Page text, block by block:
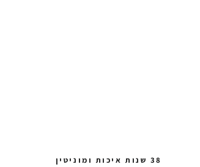
38 שנות איכות ומוניטין